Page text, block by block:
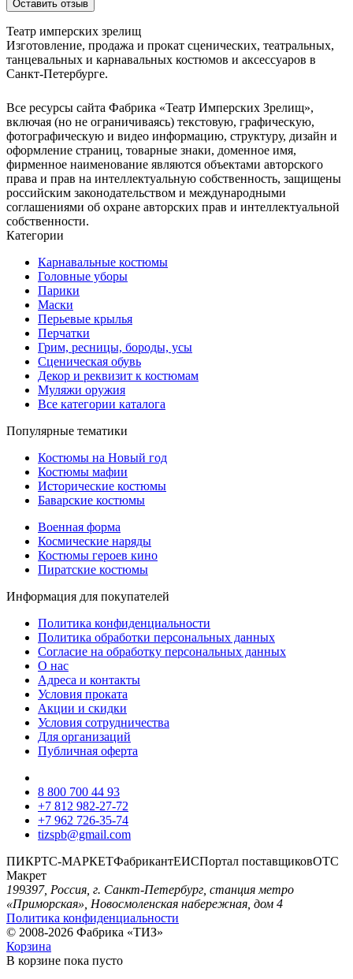
Оставить отзыв
Театр имперских зрелищ
Изготовление, продажа и прокат сценических, театральных,
танцевальных и карнавальных костюмов и аксессуаров в
Санкт-Петербурге.
Все ресурсы сайта Фабрика «Театр Имперских Зрелищ»,
включая (но не ограничиваясь) текстовую, графическую,
фотографическую и видео информацию, структуру, дизайн и
оформление страниц, товарные знаки, доменное имя,
фирменное наименование являются объектами авторского
права и прав на интеллектуальную собственность, защищены
российским законодательством и международными
соглашениями об охране авторских прав и интеллектуальной
собственности.
Категории
Карнавальные костюмы
Головные уборы
Парики
Маски
Перьевые крылья
Перчатки
Грим, ресницы, бороды, усы
Сценическая обувь
Декор и реквизит к костюмам
Муляжи оружия
Все категории каталога
Популярные тематики
Костюмы на Новый год
Костюмы мафии
Исторические костюмы
Баварские костюмы
Военная форма
Космические наряды
Костюмы героев кино
Пиратские костюмы
Информация для покупателей
Политика конфиденциальности
Политика обработки персональных данных
Согласие на обработку персональных данных
О нас
Адреса и контакты
Условия проката
Акции и скидки
Условия сотрудничества
Для организаций
Публичная оферта
8 800 700 44 93
+7 812 982-27-72
+7 962 726-35-74
tizspb@gmail.com
ПИКРТС-МАРКЕТФабрикантЕИСПортал поставщиковОТС
Макрет
199397, Россия, г. Санкт-Петербург, станция метро
«Приморская», Новосмоленская набережная, дом 4
Политика конфиденциальности
© 2008-2026 Фабрика «ТИЗ»
Корзина
В корзине пока пусто